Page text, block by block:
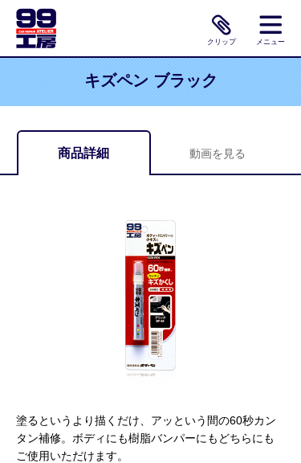
クリップ メニュー
キズペン ブラック
商品詳細 動画を見る
塗るというより描くだけ、アッという間の60秒カン
タン補修。ボディにも樹脂バンパーにもどちらにも
ご使用いただけます。